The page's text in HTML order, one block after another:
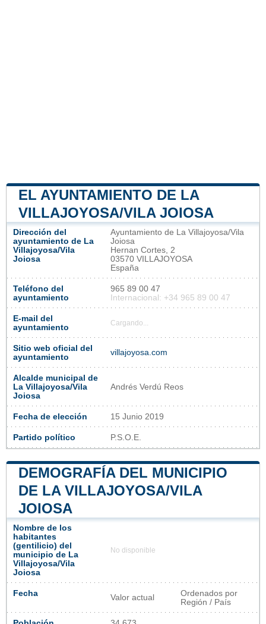
EL AYUNTAMIENTO DE LA
VILLAJOYOSA/VILA JOIOSA
Dirección del
ayuntamiento de La
Villajoyosa/Vila
Joiosa
Ayuntamiento de La Villajoyosa/Vila
Joiosa
Hernan Cortes, 2
03570 VILLAJOYOSA
España
Teléfono del
ayuntamiento
965 89 00 47
Internacional: +34 965 89 00 47
E-mail del
ayuntamiento
Cargando...
Sitio web oficial del
ayuntamiento
villajoyosa.com
Alcalde municipal de
La Villajoyosa/Vila
Joiosa
Andrés Verdú Reos
Fecha de elección 15 Junio 2019
Partido político P.S.O.E.
DEMOGRAFÍA DEL MUNICIPIO
DE LA VILLAJOYOSA/VILA
JOIOSA
Nombre de los
habitantes
(gentilicio) del
municipio de La
Villajoyosa/Vila
Joiosa
No disponible
Fecha Valor actual
Ordenados por
Región / País